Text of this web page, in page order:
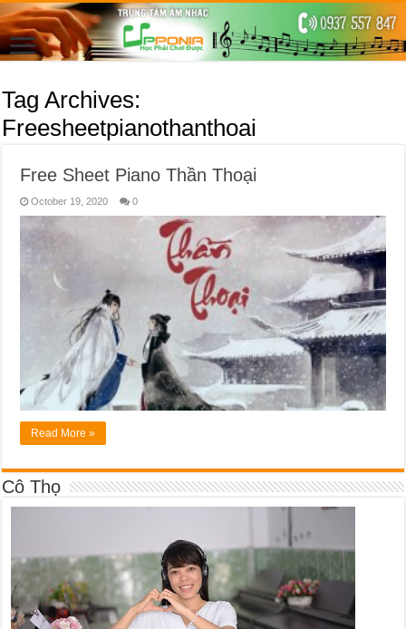
Tag Archives:
Freesheetpianothanthoai
Free Sheet Piano Thần Thoại
October 19, 2020 0
Read More »
Cô Thọ